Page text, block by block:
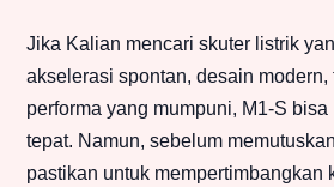
Jika Kalian mencari skuter listrik
akselerasi spontan, desain modern,
performa yang mumpuni, M1-S
tepat. Namun, sebelum
pastikan untuk mempertimbangkan